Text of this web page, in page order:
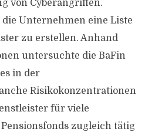
von Cyberangriffen.
Unternehmen eine Liste
zu erstellen. Anhand
untersuchte die BaFin
in der
Risikokonzentrationen
für viele
zugleich tätig